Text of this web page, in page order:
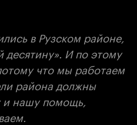
в Рузском районе,
десятину». И по этому
что мы работаем
района должны
нашу помощь,